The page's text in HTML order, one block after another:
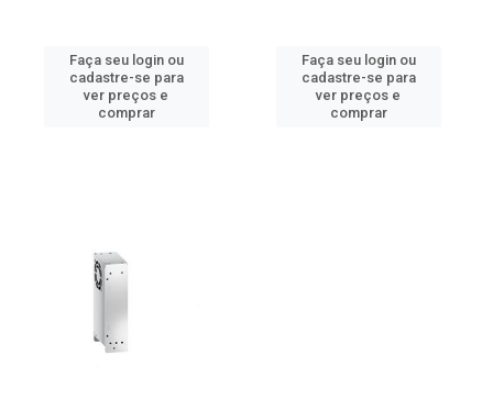
Faça seu login ou
cadastre-se para
ver preços e
comprar
Faça seu login ou
cadastre-se para
ver preços e
comprar